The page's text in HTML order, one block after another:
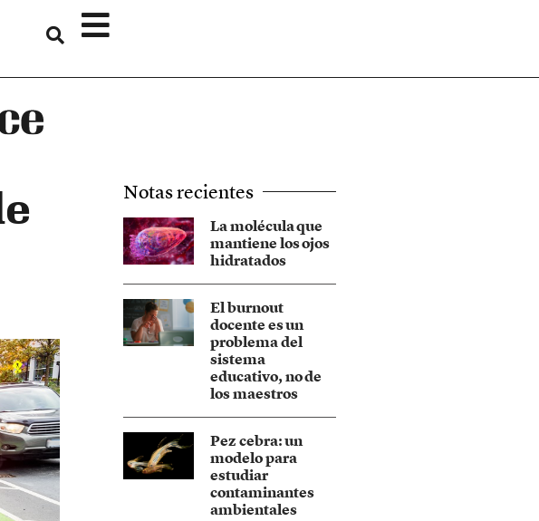
Notas recientes
La molécula que
mantiene los ojos
hidratados
El burnout
docente es un
problema del
sistema
educativo, no de
los maestros
Pez cebra: un
modelo para
estudiar
contaminantes
ambientales